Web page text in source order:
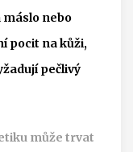
nebo
pocit na kůži,
pečlivý
může trvat